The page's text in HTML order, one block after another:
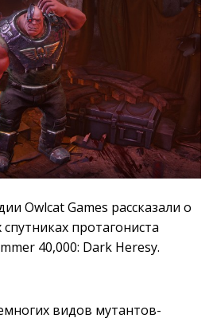
Owlcat Games рассказали о
протагониста
40,000: Dark Heresy.
видов мутантов-